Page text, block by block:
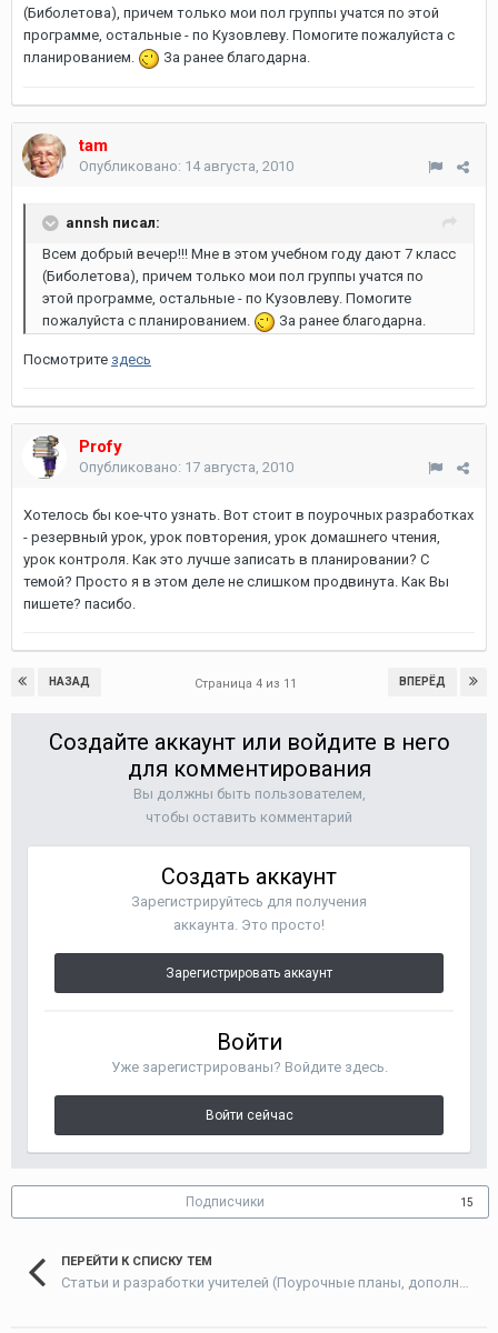
(Биболетова), причем только мои пол группы учатся по этой
программе, остальные - по Кузовлеву. Помогите пожалуйста с
планированием.
За ранее благодарна.
tam
Опубликовано: 14 августа, 2010
annsh писал:
Всем добрый вечер!!! Мне в этом учебном году дают 7 класс
(Биболетова), причем только мои пол группы учатся по
этой программе, остальные - по Кузовлеву. Помогите
пожалуйста с планированием.
За ранее благодарна.
Посмотрите здесь
Profy
Опубликовано: 17 августа, 2010
Хотелось бы кое-что узнать. Вот стоит в поурочных разработках
- резервный урок, урок повторения, урок домашнего чтения,
урок контроля. Как это лучше записать в планировании? С
темой? Просто я в этом деле не слишком продвинута. Как Вы
пишете? пасибо.
НАЗАД ВПЕРЁД
Страница 4 из 11
Создайте аккаунт или войдите в него
для комментирования
Вы должны быть пользователем,
чтобы оставить комментарий
Создать аккаунт
Зарегистрируйтесь для получения
аккаунта. Это просто!
Зарегистрировать аккаунт
Войти
Уже зарегистрированы? Войдите здесь.
Войти сейчас
Подписчики 15
ПЕРЕЙТИ К СПИСКУ ТЕМ